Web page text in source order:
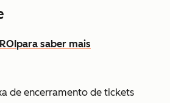
para saber mais
de encerramento de tickets